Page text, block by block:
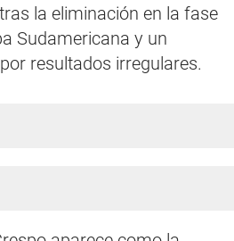
la eliminación en la fase
Sudamericana y un
resultados irregulares.